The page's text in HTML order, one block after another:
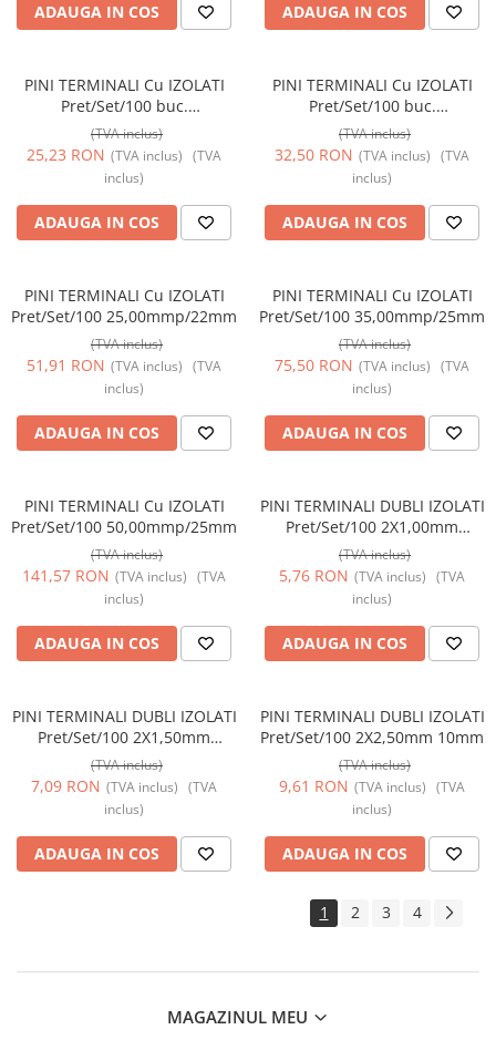
ADAUGA IN COS ADAUGA IN COS
PINI TERMINALI Cu IZOLATI
Pret/Set/100 buc.
10,00mmp/18mm
(TVA inclus)
25,23 RON (TVA inclus) (TVA
inclus)
ADAUGA IN COS
PINI TERMINALI Cu IZOLATI
Pret/Set/100 buc.
16,00mmp/18mm
(TVA inclus)
32,50 RON (TVA inclus) (TVA
inclus)
ADAUGA IN COS
PINI TERMINALI Cu IZOLATI
Pret/Set/100 25,00mmp/22mm
(TVA inclus)
51,91 RON (TVA inclus) (TVA
inclus)
ADAUGA IN COS
PINI TERMINALI Cu IZOLATI
Pret/Set/100 35,00mmp/25mm
(TVA inclus)
75,50 RON (TVA inclus) (TVA
inclus)
ADAUGA IN COS
PINI TERMINALI Cu IZOLATI
Pret/Set/100 50,00mmp/25mm
(TVA inclus)
141,57 RON (TVA inclus) (TVA
inclus)
ADAUGA IN COS
PINI TERMINALI DUBLI IZOLATI
Pret/Set/100 2X1,00mm
0,8mm
(TVA inclus)
5,76 RON (TVA inclus) (TVA
inclus)
ADAUGA IN COS
PINI TERMINALI DUBLI IZOLATI
Pret/Set/100 2X1,50mm
0,8mm
(TVA inclus)
7,09 RON (TVA inclus) (TVA
inclus)
ADAUGA IN COS
PINI TERMINALI DUBLI IZOLATI
Pret/Set/100 2X2,50mm 10mm
(TVA inclus)
9,61 RON (TVA inclus) (TVA
inclus)
ADAUGA IN COS
1 2 3 4
MAGAZINUL MEU